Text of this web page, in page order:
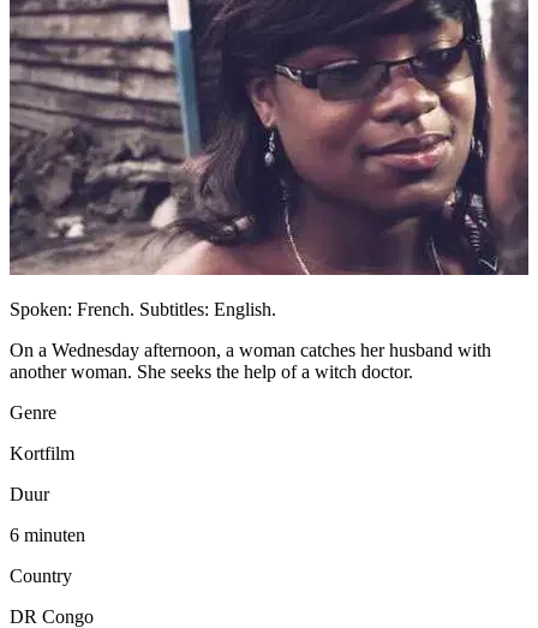
Spoken: French. Subtitles: English.
On a Wednesday afternoon, a woman catches her husband with
another woman. She seeks the help of a witch doctor.
Genre
Kortfilm
Duur
6 minuten
Country
DR Congo